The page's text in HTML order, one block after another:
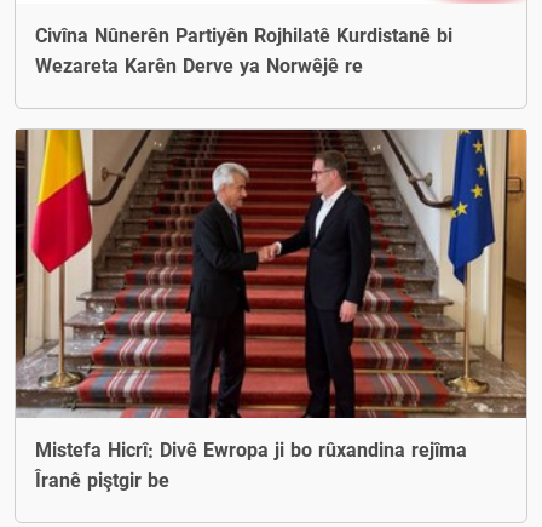
Civîna Nûnerên Partiyên Rojhilatê Kurdistanê bi
Wezareta Karên Derve ya Norwêjê re
Mistefa Hicrî: Divê Ewropa ji bo rûxandina rejîma
Îranê piştgir be